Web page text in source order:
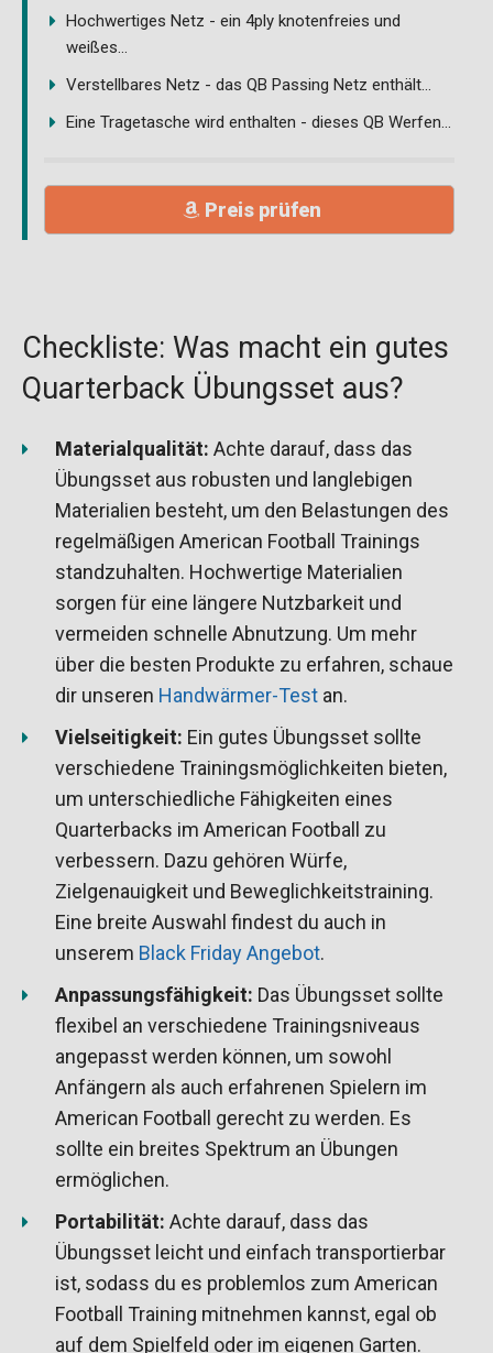
Hochwertiges Netz - ein 4ply knotenfreies und
weißes...
Verstellbares Netz - das QB Passing Netz enthält...
Eine Tragetasche wird enthalten - dieses QB Werfen...
Preis prüfen
Checkliste: Was macht ein gutes
Quarterback Übungsset aus?
Materialqualität: Achte darauf, dass das
Übungsset aus robusten und langlebigen
Materialien besteht, um den Belastungen des
regelmäßigen American Football Trainings
standzuhalten. Hochwertige Materialien
sorgen für eine längere Nutzbarkeit und
vermeiden schnelle Abnutzung. Um mehr
über die besten Produkte zu erfahren, schaue
dir unseren Handwärmer-Test an.
Vielseitigkeit: Ein gutes Übungsset sollte
verschiedene Trainingsmöglichkeiten bieten,
um unterschiedliche Fähigkeiten eines
Quarterbacks im American Football zu
verbessern. Dazu gehören Würfe,
Zielgenauigkeit und Beweglichkeitstraining.
Eine breite Auswahl findest du auch in
unserem Black Friday Angebot.
Anpassungsfähigkeit: Das Übungsset sollte
flexibel an verschiedene Trainingsniveaus
angepasst werden können, um sowohl
Anfängern als auch erfahrenen Spielern im
American Football gerecht zu werden. Es
sollte ein breites Spektrum an Übungen
ermöglichen.
Portabilität: Achte darauf, dass das
Übungsset leicht und einfach transportierbar
ist, sodass du es problemlos zum American
Football Training mitnehmen kannst, egal ob
auf dem Spielfeld oder im eigenen Garten.